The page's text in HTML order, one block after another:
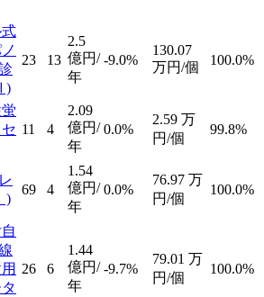
23 13
2.5
億円/
年
-9.0%
130.07
万円/個
100.0%
11 4
2.09
億円/
年
0.0%
2.59 万
円/個
99.8%
69 4
1.54
億円/
年
0.0%
76.97 万
円/個
100.0%
26 6
1.44
億円/
年
-9.7%
79.01 万
円/個
100.0%